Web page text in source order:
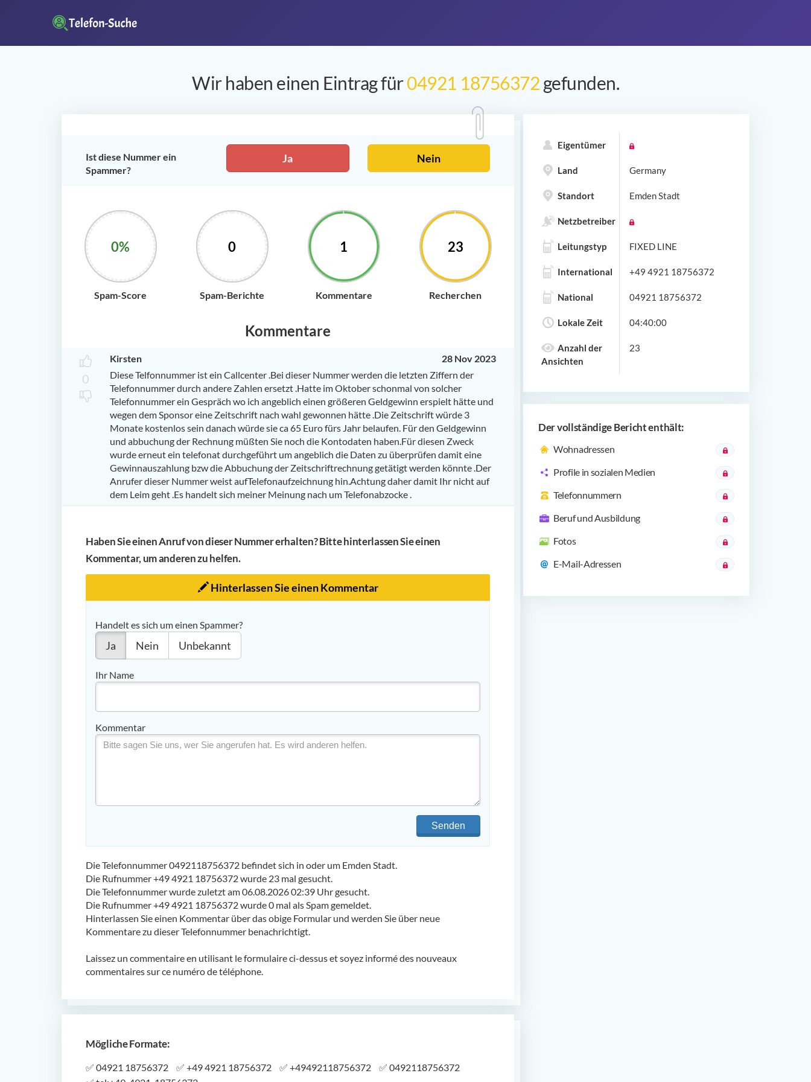
Wir haben einen Eintrag für04921 18756372gefunden.
Ist diese Nummer ein
Spammer?
Ja Nein
0%
Spam-Score
0
Spam-Berichte
1
Kommentare
23
Recherchen
Kommentare
0
Kirsten
28 Nov 2023
Diese Telfonnummer ist ein Callcenter .Bei dieser Nummer werden die letzten Ziffern der
Telefonnummer durch andere Zahlen ersetzt .Hatte im Oktober schonmal von solcher
Telefonnummer ein Gespräch wo ich angeblich einen größeren Geldgewinn erspielt hätte und
wegen dem Sponsor eine Zeitschrift nach wahl gewonnen hätte .Die Zeitschrift würde 3
Monate kostenlos sein danach würde sie ca 65 Euro fürs Jahr belaufen. Für den Geldgewinn
und abbuchung der Rechnung müßten Sie noch die Kontodaten haben.Für diesen Zweck
wurde erneut ein telefonat durchgeführt um angeblich die Daten zu überprüfen damit eine
Gewinnauszahlung bzw die Abbuchung der Zeitschriftrechnung getätigt werden könnte .Der
Anrufer dieser Nummer weist aufTelefonaufzeichnung hin.Achtung daher damit Ihr nicht auf
dem Leim geht .Es handelt sich meiner Meinung nach um Telefonabzocke .
Haben Sie einen Anruf von dieser Nummer erhalten? Bitte hinterlassen Sie einen
Kommentar, um anderen zu helfen.
Hinterlassen Sie einen Kommentar
Handelt es sich um einen Spammer?
Ja Nein Unbekannt
Ihr Name
Kommentar
Senden
Die Telefonnummer 0492118756372 befindet sich in oder um Emden Stadt.
Die Rufnummer +49 4921 18756372 wurde 23 mal gesucht.
Die Telefonnummer wurde zuletzt am 06.08.2026 02:39 Uhr gesucht.
Die Rufnummer +49 4921 18756372 wurde 0 mal als Spam gemeldet.
Hinterlassen Sie einen Kommentar über das obige Formular und werden Sie über neue
Kommentare zu dieser Telefonnummer benachrichtigt.
Laissez un commentaire en utilisant le formulaire ci-dessus et soyez informé des nouveaux
commentaires sur ce numéro de téléphone.
Mögliche Formate:
✅ 04921 18756372 ✅ +49 4921 18756372 ✅ +49492118756372 ✅ 0492118756372
Eigentümer
Land Germany
Standort Emden Stadt
Netzbetreiber
Leitungstyp FIXED LINE
International +49 4921 18756372
National 04921 18756372
Lokale Zeit 04:40:00
Anzahl der
Ansichten
23
Der vollständige Bericht enthält:
Wohnadressen
Profile in sozialen Medien
Telefonnummern
Beruf und Ausbildung
Fotos
E-Mail-Adressen